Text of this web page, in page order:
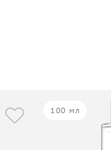
100 мл